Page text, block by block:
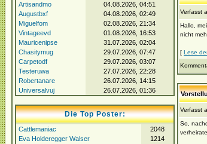
Artisandmo
04.08.2026, 04:51
Augustbxf
04.08.2026, 02:49
Miguelfom
02.08.2026, 21:34
Vintageevd
01.08.2026, 16:53
Mauricenipse
31.07.2026, 02:04
Chasitymug
29.07.2026, 07:47
Carpetodf
29.07.2026, 03:07
Testeruwa
27.07.2026, 22:28
Robertanare
26.07.2026, 14:15
Universalvuj
26.07.2026, 01:36
Die Top Poster:
Cattlemaniac
2048
Eva Holderegger Walser
1214
Verfasst
Hallo,
nicht
[ Lese
Verfasst
So,